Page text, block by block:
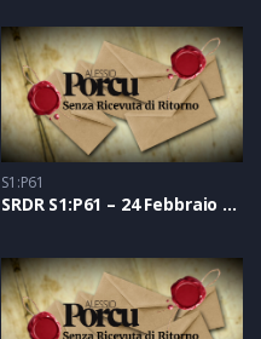
S1:P61
SRDR S1:P61 – 24 Febbraio 2021